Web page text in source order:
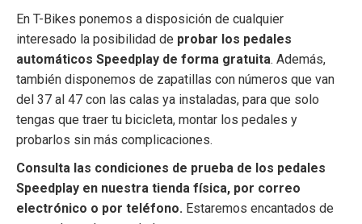
En T-Bikes ponemos a disposición de cualquier
interesado la posibilidad de probar los pedales
automáticos Speedplay de forma gratuita. Además,
también disponemos de zapatillas con números que van
del 37 al 47 con las calas ya instaladas, para que solo
tengas que traer tu bicicleta, montar los pedales y
probarlos sin más complicaciones.
Consulta las condiciones de prueba de los pedales
Speedplay en nuestra tienda física, por correo
electrónico o por teléfono. Estaremos encantados de